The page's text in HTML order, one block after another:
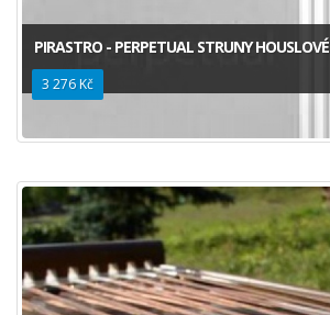
PIRASTRO - PERPETUAL STRUNY HOUSLOVÉ
3 276 Kč